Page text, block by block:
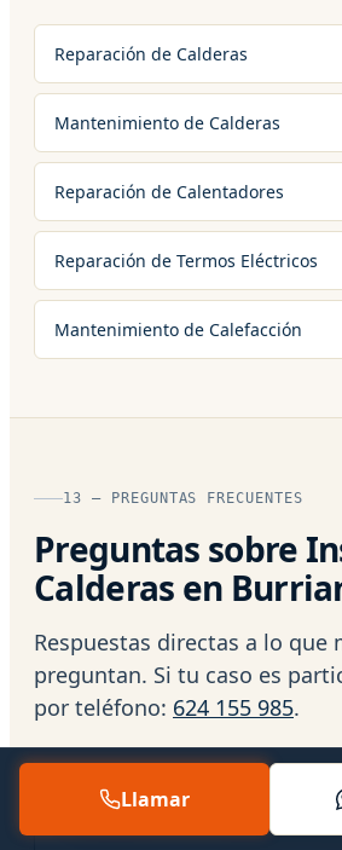
Reparación de Calderas
Mantenimiento de Calderas
Reparación de Calentadores
Reparación de Termos Eléctricos
Mantenimiento de Calefacción
13 — PREGUNTAS FRECUENTES
Preguntas sobre
Calderas en
Respuestas directas a lo que
preguntan. Si tu caso es
por teléfono: 624 155 985.
¿Qué plazo de tiempo
Instalación de Calderas en
Llamar